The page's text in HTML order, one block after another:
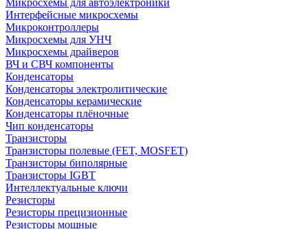
Микросхемы для автоэлектроники
Интерфейсные микросхемы
Микроконтроллеры
Микросхемы для УНЧ
Микросхемы драйверов
ВЧ и СВЧ компоненты
Конденсаторы
Конденсаторы электролитические
Конденсаторы керамические
Конденсаторы плёночные
Чип конденсаторы
Транзисторы
Транзисторы полевые (FET, MOSFET)
Транзисторы биполярные
Транзисторы IGBT
Интеллектуальные ключи
Резисторы
Резисторы прецизионные
Резисторы мощные